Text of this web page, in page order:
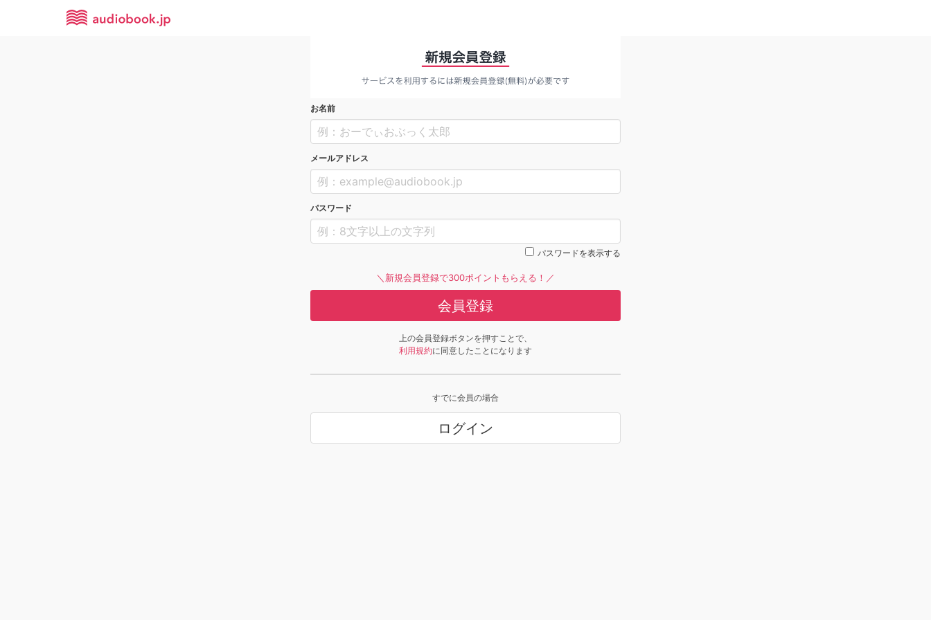
お名前
メールアドレス
パスワード
パスワードを表示する
＼新規会員登録で300ポイントもらえる！／
会員登録
上の会員登録ボタンを押すことで、
利用規約に同意したことになります
すでに会員の場合
ログイン